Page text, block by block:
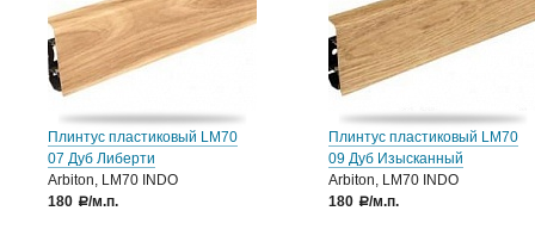
Плинтус пластиковый LM70
07 Дуб Либерти
Arbiton, LM70 INDO
180
a/м.п.
Плинтус пластиковый LM70
09 Дуб Изысканный
Arbiton, LM70 INDO
180
a/м.п.